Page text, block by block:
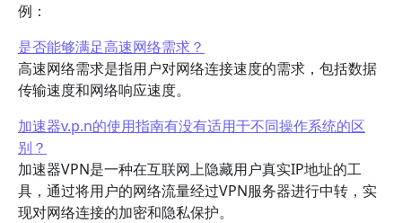
例：
是否能够满足高速网络需求？
高速网络需求是指用户对网络连接速度的需求，包括数据
传输速度和网络响应速度。
加速器v.p.n的使用指南有没有适用于不同操作系统的区
别？
加速器VPN是一种在互联网上隐藏用户真实IP地址的工
具，通过将用户的网络流量经过VPN服务器进行中转，实
现对网络连接的加密和隐私保护。